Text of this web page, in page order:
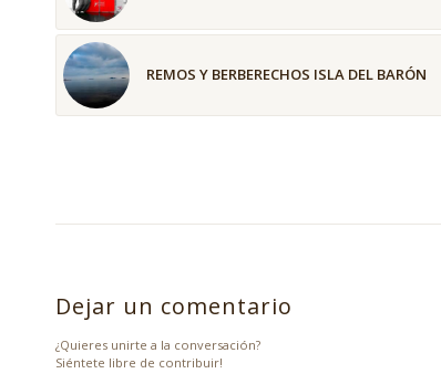
REMOS Y BERBERECHOS ISLA DEL BARÓN
Dejar un comentario
¿Quieres unirte a la conversación?
Siéntete libre de contribuir!